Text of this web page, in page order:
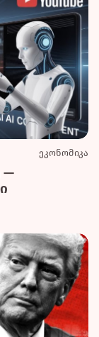
ეკონომიკა
—